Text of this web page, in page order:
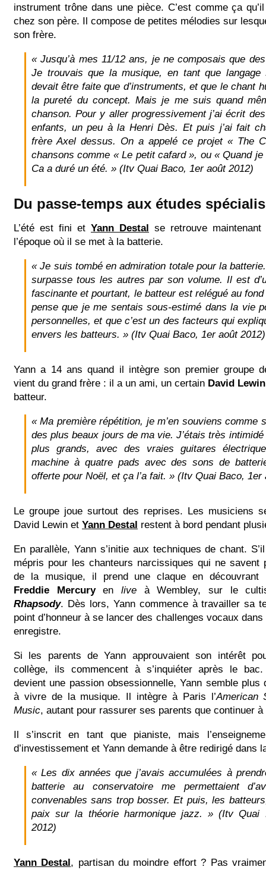
instrument trône dans une pièce. C’est comme ça
chez son père. Il compose de petites mélodies sur
son frère.
« Jusqu’à mes 11/12 ans, je ne composais que
Je trouvais que la musique, en tant que langage
devait être faite que d’instruments, et que le chant
la pureté du concept. Mais je me suis quand
chanson. Pour y aller progressivement j’ai écrit
enfants, un peu à la Henri Dès. Et puis j’ai fait
frère Axel dessus. On a appelé ce projet « The
chansons comme « Le petit cafard », ou « Quand
Ca a duré un été. » (Itv Quai Baco, 1er août 2012)
Du passe-temps aux études
L’été est fini et Yann Destal se retrouve maintenant
l’époque où il se met à la batterie.
« Je suis tombé en admiration totale pour la
surpasse tous les autres par son volume. Il est
fascinante et pourtant, le batteur est relégué au
pense que je me sentais sous-estimé dans la vie
personnelles, et que c’est un des facteurs qui
envers les batteurs. » (Itv Quai Baco, 1er août 2012)
Yann a 14 ans quand il intègre son premier groupe
vient du grand frère : il a un ami, un certain David Lewin
batteur.
« Ma première répétition, je m’en souviens comme
des plus beaux jours de ma vie. J’étais très intimidé
plus grands, avec des vraies guitares
machine à quatre pads avec des sons de
offerte pour Noël, et ça l’a fait. » (Itv Quai Baco, 1er
Le groupe joue surtout des reprises. Les musiciens
David Lewin et Yann Destal restent à bord pendant
En parallèle, Yann s’initie aux techniques de chant.
mépris pour les chanteurs narcissiques qui ne savent
de la musique, il prend une claque en découvrant
Freddie Mercuryenlive à Wembley, sur le
Rhapsody. Dès lors, Yann commence à travailler sa
point d’honneur à se lancer des challenges vocaux dans
enregistre.
Si les parents de Yann approuvaient son intérêt
collège, ils commencent à s’inquiéter après le bac.
devient une passion obsessionnelle, Yann semble plus
à vivre de la musique. Il intègre à Paris l’American
Music, autant pour rassurer ses parents que continuer
Il s’inscrit en tant que pianiste, mais
d’investissement et Yann demande à être redirigé dans
« Les dix années que j’avais accumulées à
batterie au conservatoire me permettaient
convenables sans trop bosser. Et puis, les
paix sur la théorie harmonique jazz. » (Itv Quai
2012)
Yann Destal, partisan du moindre effort ? Pas